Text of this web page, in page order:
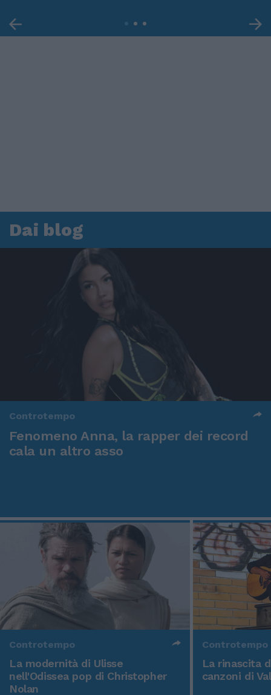
Dai blog
Controtempo
Fenomeno Anna, la rapper dei record
cala un altro asso
Controtempo
La modernità di Ulisse
nell'Odissea pop di Christopher
Nolan
Controtempo
La rinascita
canzoni di